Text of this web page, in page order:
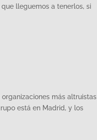
lleguemos a tenerlos, si
más altruistas
está en Madrid, y los